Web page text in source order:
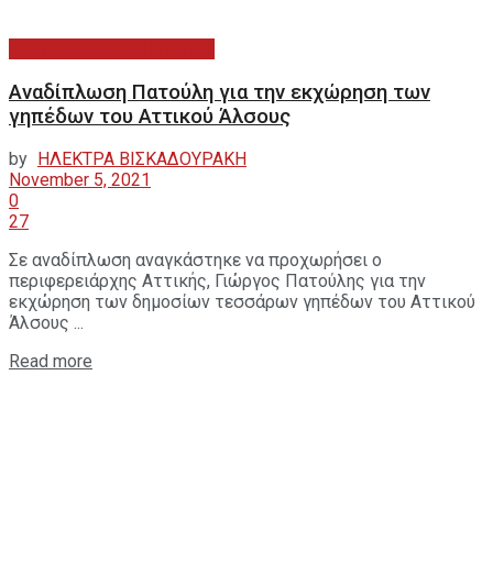
Αναδίπλωση Πατούλη για την εκχώρηση των
γηπέδων του Αττικού Άλσους
by
ΗΛΕΚΤΡΑ ΒΙΣΚΑΔΟΥΡΑΚΗ
November 5, 2021
0
27
Σε αναδίπλωση αναγκάστηκε να προχωρήσει ο
περιφερειάρχης Αττικής, Γιώργος Πατούλης για την
εκχώρηση των δημοσίων τεσσάρων γηπέδων του Αττικού
Άλσους ...
Read more